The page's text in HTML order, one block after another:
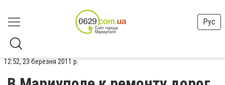
Рус
12:52, 23 березня 2011 р.